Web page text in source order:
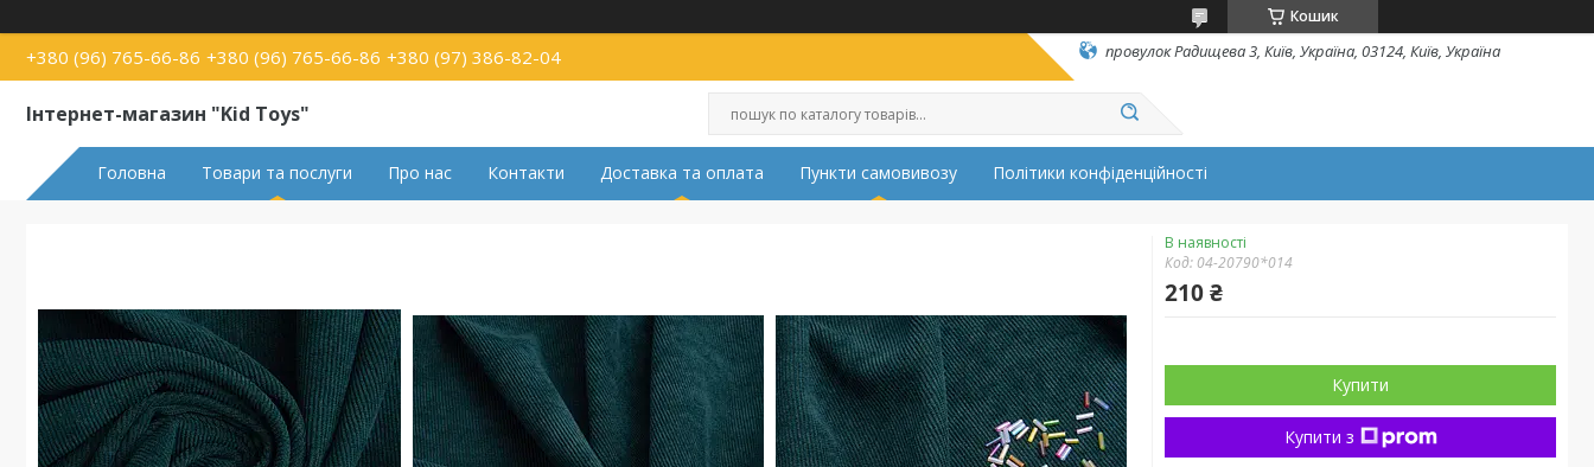
Кошик
+380 (96) 765-66-86 +380 (96) 765-66-86 +380 (97) 386-82-04 провулок Радищева 3, Київ, Україна, 03124, Київ, Україна
Інтернет-магазин "Kid Toys"
Головна Товари та послуги Про нас Контакти Доставка та оплата Пункти самовивозу Політики конфіденційності
В наявності
Код: 04-20790*014
210 ₴
Купити
Купити з